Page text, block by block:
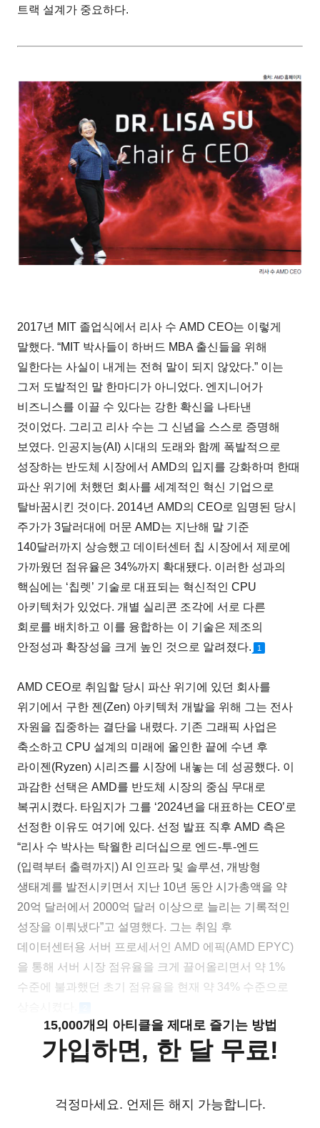
트랙 설계가 중요하다.
2017년 MIT 졸업식에서 리사 수 AMD CEO는 이렇게
말했다. “MIT 박사들이 하버드 MBA 출신들을 위해
일한다는 사실이 내게는 전혀 말이 되지 않았다.” 이는
그저 도발적인 말 한마디가 아니었다. 엔지니어가
비즈니스를 이끌 수 있다는 강한 확신을 나타낸
것이었다. 그리고 리사 수는 그 신념을 스스로 증명해
보였다. 인공지능(AI) 시대의 도래와 함께 폭발적으로
성장하는 반도체 시장에서 AMD의 입지를 강화하며 한때
파산 위기에 처했던 회사를 세계적인 혁신 기업으로
탈바꿈시킨 것이다. 2014년 AMD의 CEO로 임명된 당시
주가가 3달러대에 머문 AMD는 지난해 말 기준
140달러까지 상승했고 데이터센터 칩 시장에서 제로에
가까웠던 점유율은 34%까지 확대됐다. 이러한 성과의
핵심에는 ‘칩렛’ 기술로 대표되는 혁신적인 CPU
아키텍처가 있었다. 개별 실리콘 조각에 서로 다른
회로를 배치하고 이를 융합하는 이 기술은 제조의
안정성과 확장성을 크게 높인 것으로 알려졌다.
1
AMD CEO로 취임할 당시 파산 위기에 있던 회사를
위기에서 구한 젠(Zen) 아키텍처 개발을 위해 그는 전사
자원을 집중하는 결단을 내렸다. 기존 그래픽 사업은
축소하고 CPU 설계의 미래에 올인한 끝에 수년 후
라이젠(Ryzen) 시리즈를 시장에 내놓는 데 성공했다. 이
과감한 선택은 AMD를 반도체 시장의 중심 무대로
복귀시켰다. 타임지가 그를 ‘2024년을 대표하는 CEO’로
선정한 이유도 여기에 있다. 선정 발표 직후 AMD 측은
“리사 수 박사는 탁월한 리더십으로 엔드-투-엔드
(입력부터 출력까지) AI 인프라 및 솔루션, 개방형
생태계를 발전시키면서 지난 10년 동안 시가총액을 약
20억 달러에서 2000억 달러 이상으로 늘리는 기록적인
성장을 이뤄냈다”고 설명했다. 그는 취임 후
데이터센터용 서버 프로세서인 AMD 에픽(AMD EPYC)
을 통해 서버 시장 점유율을 크게 끌어올리면서 약 1%
수준에 불과했던 초기 점유율을 현재 약 34% 수준으로
15,000개의 아티클을 제대로 즐기는 방법
가입하면, 한 달 무료!
걱정마세요. 언제든 해지 가능합니다.